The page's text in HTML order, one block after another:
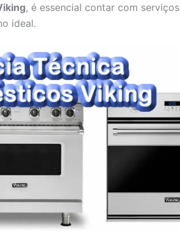
, é essencial contar com serviços
ideal.